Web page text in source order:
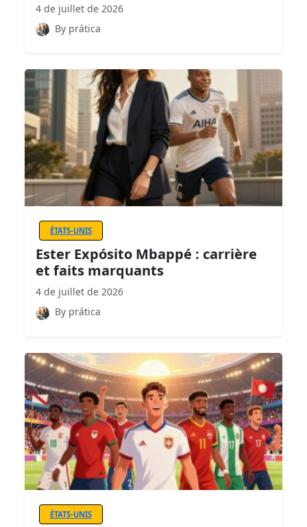
4 de juillet de 2026
By prática
ÉTATS-UNIS
Ester Expósito Mbappé : carrière
et faits marquants
4 de juillet de 2026
By prática
ÉTATS-UNIS